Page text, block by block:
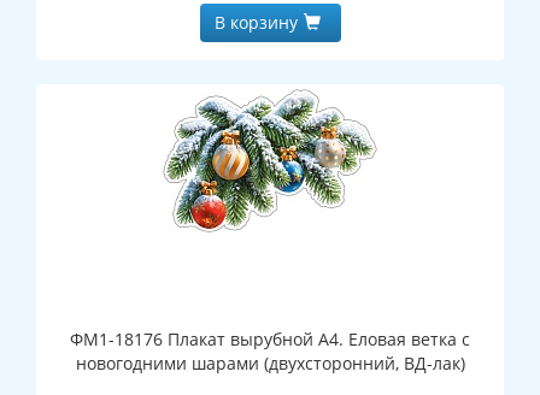
В корзину
ФМ1-18176 Плакат вырубной А4. Еловая ветка с
новогодними шарами (двухсторонний, ВД-лак)